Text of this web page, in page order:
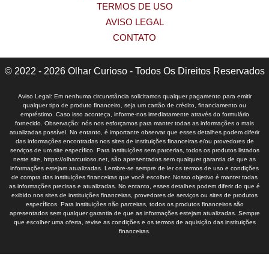
TERMOS DE USO
AVISO LEGAL
CONTATO
© 2022 - 2026 Olhar Curioso - Todos Os Direitos Reservados
Aviso Legal: Em nenhuma circunstância solicitamos qualquer pagamento para emitir
qualquer tipo de produto financeiro, seja um cartão de crédito, financiamento ou
empréstimo. Caso isso aconteça, informe-nos imediatamente através do formulário
fornecido. Observação: nós nos esforçamos para manter todas as informações o mais
atualizadas possível. No entanto, é importante observar que esses detalhes podem diferir
das informações encontradas nos sites de instituições financeiras e/ou provedores de
serviços de um site específico. Para instituições sem parcerias, todos os produtos listados
neste site, https://olharcurioso.net, são apresentados sem qualquer garantia de que as
informações estejam atualizadas. Lembre-se sempre de ler os termos de uso e condições
de compra das instituições financeiras que você escolher. Nosso objetivo é manter todas
as informações precisas e atualizadas. No entanto, esses detalhes podem diferir do que é
exibido nos sites de instituições financeiras, provedores de serviços ou sites de produtos
específicos. Para instituições não parceiras, todos os produtos financeiros são
apresentados sem qualquer garantia de que as informações estejam atualizadas. Sempre
que escolher uma oferta, revise as condições e os termos de aquisição das instituições
financeiras.